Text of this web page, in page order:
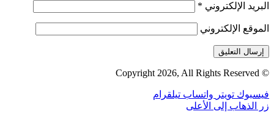
البريد الإلكتروني *
الموقع الإلكتروني
© Copyright 2026, All Rights Reserved
فيسبوك تويتر واتساب تيلقرام
زر الذهاب إلى الأعلى